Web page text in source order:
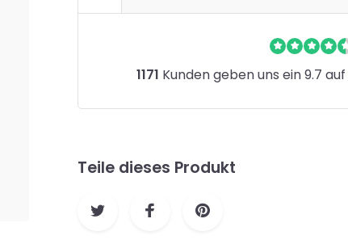
1171 Kunden geben uns ein 9.7 auf
Teile dieses Produkt